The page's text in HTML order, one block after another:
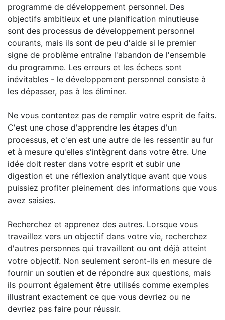
programme de développement personnel. Des
objectifs ambitieux et une planification minutieuse
sont des processus de développement personnel
courants, mais ils sont de peu d'aide si le premier
signe de problème entraîne l'abandon de l'ensemble
du programme. Les erreurs et les échecs sont
inévitables - le développement personnel consiste à
les dépasser, pas à les éliminer.
Ne vous contentez pas de remplir votre esprit de faits.
C'est une chose d'apprendre les étapes d'un
processus, et c'en est une autre de les ressentir au fur
et à mesure qu'elles s'intègrent dans votre être. Une
idée doit rester dans votre esprit et subir une
digestion et une réflexion analytique avant que vous
puissiez profiter pleinement des informations que vous
avez saisies.
Recherchez et apprenez des autres. Lorsque vous
travaillez vers un objectif dans votre vie, recherchez
d'autres personnes qui travaillent ou ont déjà atteint
votre objectif. Non seulement seront-ils en mesure de
fournir un soutien et de répondre aux questions, mais
ils pourront également être utilisés comme exemples
illustrant exactement ce que vous devriez ou ne
devriez pas faire pour réussir.